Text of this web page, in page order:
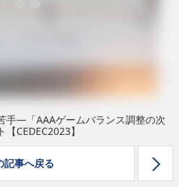
手―「AAAゲームバランス調整の次
CEDEC2023】
記事へ戻る